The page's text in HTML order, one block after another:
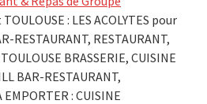
: LES ACOLYTES pour
RESTAURANT, RESTAURANT,
BRASSERIE, CUISINE
BAR-RESTAURANT,
EMPORTER : CUISINE